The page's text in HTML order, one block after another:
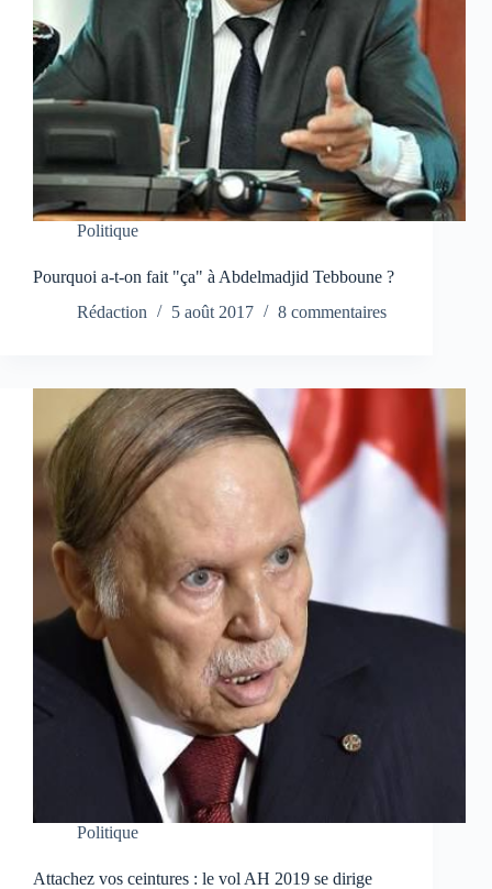
Politique
Pourquoi a-t-on fait "ça" à Abdelmadjid Tebboune ?
Rédaction
5 août 2017 8 commentaires
Politique
Attachez vos ceintures : le vol AH 2019 se dirige